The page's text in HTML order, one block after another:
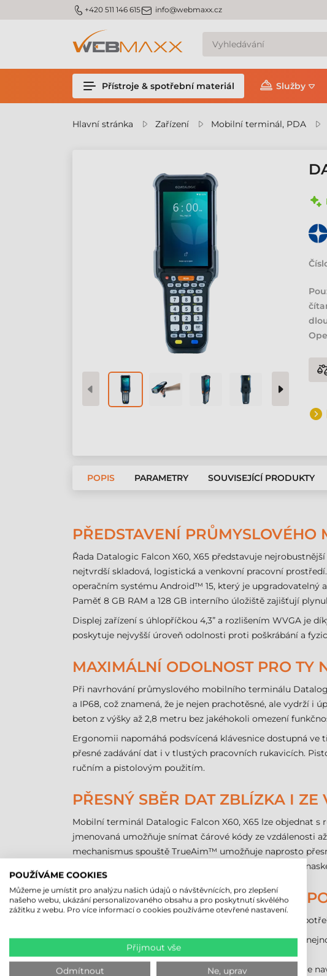
m_phone +420 511 146 615m_email info@webmaxx.cz
Přístroje & spotřební materiál Služby
Hlavní stránka Zařízení Mobilní terminál, PDA
POPIS PARAMETRY SOUVISEJÍCÍ PRODUKTY
PŘEDSTAVENÍ
Řada Datalogic Falcon X60, X65 představuje
nejtvrdší skladová, logistická a venkovní pracovní
operačním systému Android™ 15, který je upgradovatelný
Paměť 8 GB RAM a 128 GB interního úložiště zajišťují
Displej zařízení s úhlopříčkou 4,3” a rozlišením WVGA je
poskytuje nejvyšší úroveň odolnosti proti poškrábání a
MAXIMÁLNÍ ODOLNOST PRO TY
Při navrhování průmyslového mobilního terminálu
a IP68, což znamená, že je nejen prachotěsné, ale vydrží
beton z výšky až 2,8 metru bez jakéhokoli omezení
Ergonomii napomáhá podsvícená klávesnice dostupná ve
přesné zadávání dat i v tlustých pracovních rukavicích.
ručním a pistolovým použitím.
PŘESNÝ SBĚR DAT ZBLÍZKA I
Mobilní terminál Datalogic Falcon X60, X65 lze objednat s
jmenovaná umožňuje snímat čárové kódy ze vzdálenosti
mechanismus spouště TrueAim™ umožňuje naprosto
poskytuje přímou vizuální zpětnou vazbu o úspěšném
PŘIPOJENÍ BEZ HRANIC –
Dva modely této řady pokrývají veškeré komunikační
Mobilní terminál Datalogic Falcon X60využívá
nejzatíženějších vnitřních sítích.
Mobilní terminál Datalogic Falcon X65
disponuje
POUŽÍVÁME COOKIES
Můžeme je umístit pro analýzu našich údajů o návštěvnících, pro zlepšení
našeho webu, ukázání personalizovaného obsahu a pro poskytnutí skvělého
zážitku z webu. Pro více informací o cookies používáme otevřené nastavení.
Přijmout vše
Odmítnout Ne, uprav